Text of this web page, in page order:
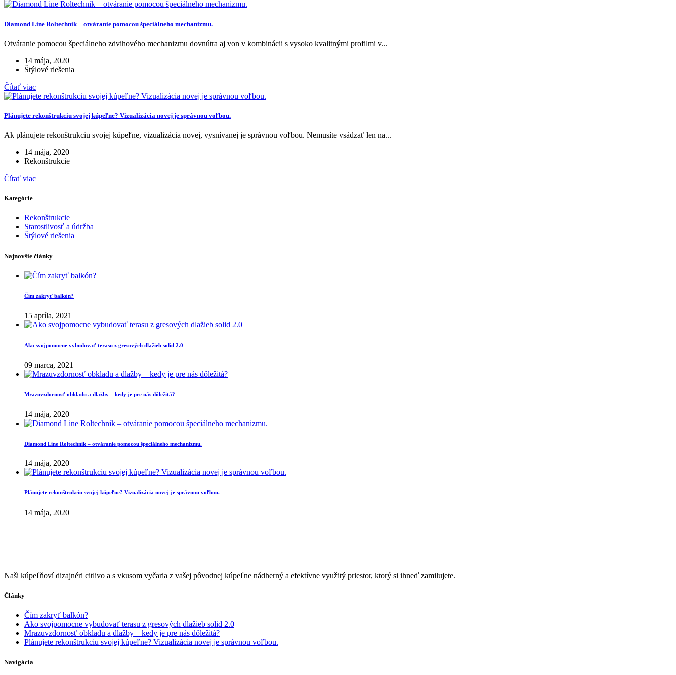
Diamond Line Roltechnik – otváranie pomocou špeciálneho mechanizmu.
Otváranie pomocou špeciálneho zdvihového mechanizmu dovnútra aj von v kombinácii s vysoko kvalitnými profilmi v...
14 mája, 2020
Štýlové riešenia
Čítať viac
Plánujete rekonštrukciu svojej kúpeľne? Vizualizácia novej je správnou voľbou.
Ak plánujete rekonštrukciu svojej kúpeľne, vizualizácia novej, vysnívanej je správnou voľbou. Nemusíte vsádzať len na...
14 mája, 2020
Rekonštrukcie
Čítať viac
Kategórie
Rekonštrukcie
Starostlivosť a údržba
Štýlové riešenia
Najnovšie články
Čím zakryť balkón?
15 apríla, 2021
Ako svojpomocne vybudovať terasu z gresových dlažieb solid 2.0
09 marca, 2021
Mrazuvzdornosť obkladu a dlažby – kedy je pre nás dôležitá?
14 mája, 2020
Diamond Line Roltechnik – otváranie pomocou špeciálneho mechanizmu.
14 mája, 2020
Plánujete rekonštrukciu svojej kúpeľne? Vizualizácia novej je správnou voľbou.
14 mája, 2020
Naši kúpeľňoví dizajnéri citlivo a s vkusom vyčaria z vašej pôvodnej kúpeľne nádherný a efektívne využitý priestor, ktorý si ihneď zamilujete.
Články
Čím zakryť balkón?
Ako svojpomocne vybudovať terasu z gresových dlažieb solid 2.0
Mrazuvzdornosť obkladu a dlažby – kedy je pre nás dôležitá?
Plánujete rekonštrukciu svojej kúpeľne? Vizualizácia novej je správnou voľbou.
Navigácia